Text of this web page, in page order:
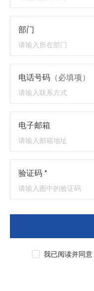
部门
电话号码 （必填项）
电子邮箱
验证码 *
我已阅读并同意